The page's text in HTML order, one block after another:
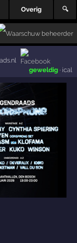
Overig 🔍
geweldig· ical